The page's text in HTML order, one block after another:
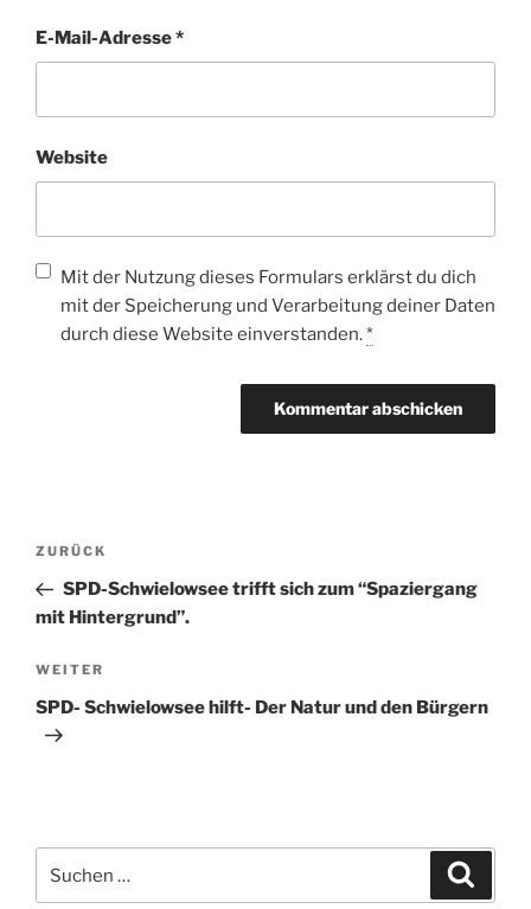
E-Mail-Adresse*
Website
Mit der Nutzung dieses Formulars erklärst du dich
mit der Speicherung und Verarbeitung deiner Daten
durch diese Website einverstanden.*
Beitragsnavigation
Vorheriger
Beitrag
ZURÜCK
SPD-Schwielowsee trifft sich zum “Spaziergang
mit Hintergrund”.
Nächster
Beitrag
WEITER
SPD- Schwielowsee hilft- Der Natur und den Bürgern
nach: